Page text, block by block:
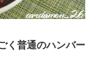
く普通のハンバー